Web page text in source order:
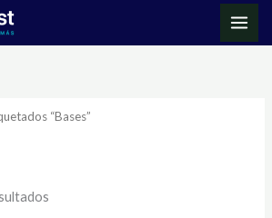
“Bases”
Ordenado